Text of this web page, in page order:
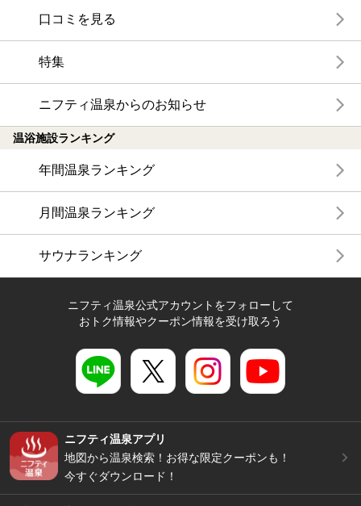
口コミを見る
特集
ニフティ温泉からのお知らせ
温浴施設ランキング
年間温泉ランキング
月間温泉ランキング
サウナランキング
ニフティ温泉公式アカウントをフォローして
おトク情報やクーポン情報を受け取ろう
ニフティ温泉アプリ
地図から温泉検索！お得な限定クーポンも！
今すぐダウンロード！